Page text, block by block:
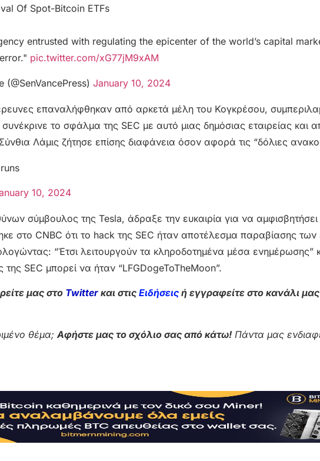
Of Spot-Bitcoin ETFs
entrusted with regulating the epicenter of the world’s capital
pic.twitter.com/xG77jM9xAM
January 10, 2024
έρευνες επαναλήφθηκαν από αρκετά μέλη του Κογκρέσου,
το σφάλμα της SEC με αυτό μιας δημόσιας εταιρείας και
Λάμις ζήτησε επίσης διαφάνεια όσον αφορά τις “δόλιες
10, 2024
σύμβουλος της Tesla, άδραξε την ευκαιρία για να
στο CNBC ότι το hack της SEC ήταν αποτέλεσμα παραβίασης
“Έτσι λειτουργούν τα κληροδοτημένα μέσα ενημέρωσης”
της SEC μπορεί να ήταν “LFGDogeToTheMoon”.
μας στο Twitter και στις Ειδήσεις ή εγγραφείτε στο κανάλι μας
θέμα; Αφήστε μας το σχόλιο σας από κάτω! Πάντα μας